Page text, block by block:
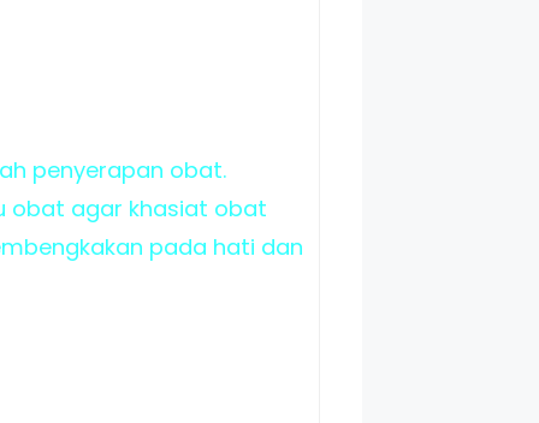
penyerapan obat.
obat agar khasiat obat
pada hati dan